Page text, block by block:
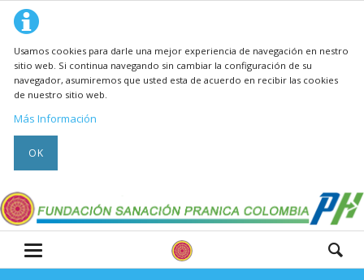
Usamos cookies para darle una mejor experiencia de navegación en nestro
sitio web. Si continua navegando sin cambiar la configuración de su
navegador, asumiremos que usted esta de acuerdo en recibir las cookies
de nuestro sitio web.
Más Información
OK